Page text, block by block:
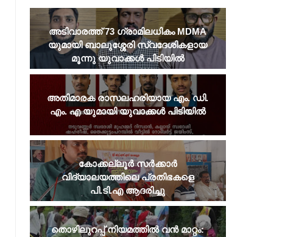
അടിവാരത്ത് 73 ഗ്രാമിലധികം MDMA
യുമായി ബാലുശ്ശേരി സ്വദേശികളായ
മൂന്നു യുവാക്കൾ പിടിയിൽ
അതിമാരക രാസലഹരിയായ എം. ഡി.
എം. എ യുമായി യുവാക്കൾ പിടിയിൽ
കോക്കല്ലൂർ സർക്കാർ
വിദ്യാലയത്തിലെ പ്രതിഭകളെ
പി.ടി.എ ആദരിച്ചു
തൊഴിലുറപ്പ് നിയമത്തില്‍ വന്‍ മാറ്റം: